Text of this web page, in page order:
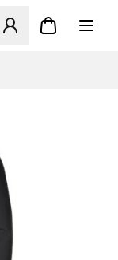
Modal til at